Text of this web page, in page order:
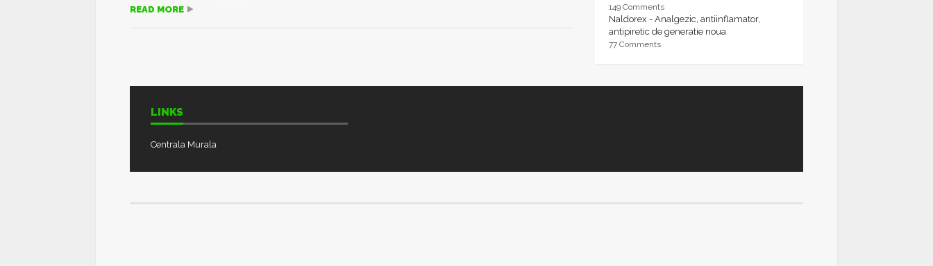
READ MORE
149 Comments
Naldorex - Analgezic, antiinflamator,
antipiretic de generatie noua
77 Comments
LINKS
Centrala Murala